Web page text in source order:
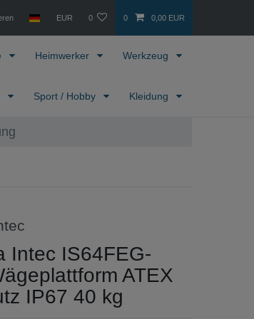
EUR 0 0 0,00 EUR
Heimwerker Werkzeug
Sport / Hobby Kleidung
Intec IS64FEG-
ATEX
IP67 40 kg